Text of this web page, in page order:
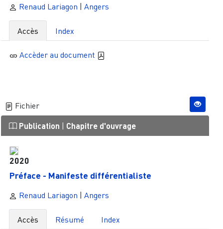
Renaud Lariagon | Angers
Accès Index
Accèder au document
Fichier
Publication Chapitre d'ouvrage
2020
Préface - Manifeste différentialiste
Renaud Lariagon | Angers
Accès Résumé Index